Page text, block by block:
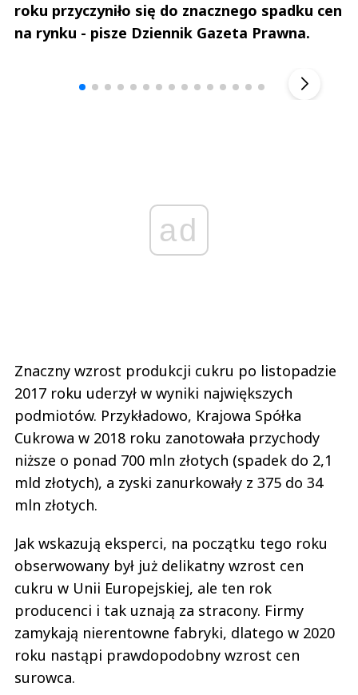
roku przyczyniło się do znacznego spadku cen
na rynku - pisze Dziennik Gazeta Prawna.
ad
Znaczny wzrost produkcji cukru po listopadzie
2017 roku uderzył w wyniki największych
podmiotów. Przykładowo, Krajowa Spółka
Cukrowa w 2018 roku zanotowała przychody
niższe o ponad 700 mln złotych (spadek do 2,1
mld złotych), a zyski zanurkowały z 375 do 34
mln złotych.
Jak wskazują eksperci, na początku tego roku
obserwowany był już delikatny wzrost cen
cukru w Unii Europejskiej, ale ten rok
producenci i tak uznają za stracony. Firmy
zamykają nierentowne fabryki, dlatego w 2020
roku nastąpi prawdopodobny wzrost cen
surowca.